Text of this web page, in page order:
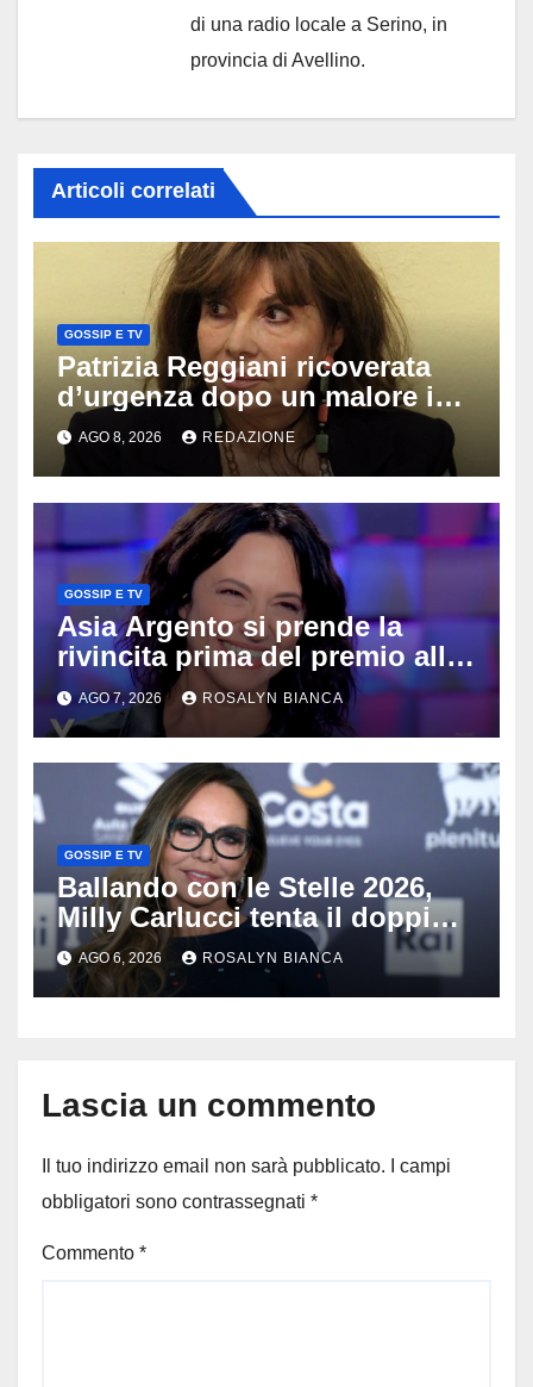
di una radio locale a Serino, in
provincia di Avellino.
Articoli correlati
GOSSIP E TV
Patrizia Reggiani ricoverata
d’urgenza dopo un malore in
vacanza: come sta oggi l’ex
Lady Gucci
AGO 8, 2026 REDAZIONE
GOSSIP E TV
Asia Argento si prende la
rivincita prima del premio alla
carriera: «Mi chiamano
raccomandata e cagna»
AGO 7, 2026 ROSALYN BIANCA
GOSSIP E TV
Ballando con le Stelle 2026,
Milly Carlucci tenta il doppio
colpo: tra i papabili Ornella
Muti e Monica Guerritore
AGO 6, 2026 ROSALYN BIANCA
Lascia un commento
Il tuo indirizzo email non sarà pubblicato.
I campi
obbligatori sono contrassegnati *
Commento *